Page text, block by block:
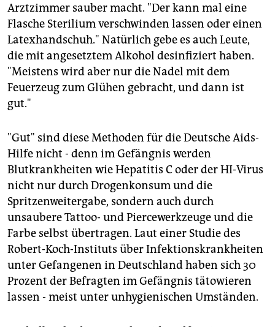
Arztzimmer sauber macht. "Der kann mal eine
Flasche Sterilium verschwinden lassen oder einen
Latexhandschuh." Natürlich gebe es auch Leute,
die mit angesetztem Alkohol desinfiziert haben.
"Meistens wird aber nur die Nadel mit dem
Feuerzeug zum Glühen gebracht, und dann ist
gut."
"Gut" sind diese Methoden für die Deutsche Aids-
Hilfe nicht - denn im Gefängnis werden
Blutkrankheiten wie Hepatitis C oder der HI-Virus
nicht nur durch Drogenkonsum und die
Spritzenweitergabe, sondern auch durch
unsaubere Tattoo- und Piercewerkzeuge und die
Farbe selbst übertragen. Laut einer Studie des
Robert-Koch-Instituts über Infektionskrankheiten
unter Gefangenen in Deutschland haben sich 30
Prozent der Befragten im Gefängnis tätowieren
lassen - meist unter unhygienischen Umständen.